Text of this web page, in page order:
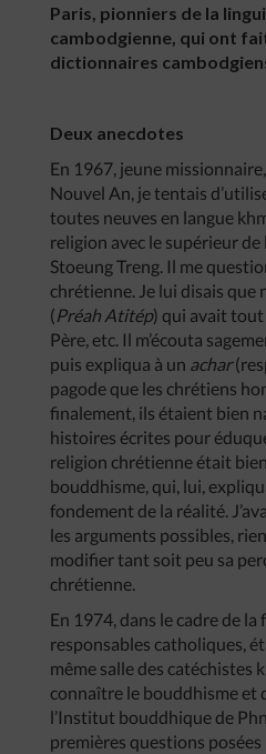
Paris, pionniers de la
cambodgienne, qui ont
dictionnaires
Deux anecdotes
En 1967, jeune
Nouvel An, je tentais
toutes neuves en langue
religion avec le supérieur
Stoeung Treng. Il me
chrétienne. Je lui disais que
(Préah Atitép) qui avait
Père, etc. Il m’écouta
puis expliqua à un achar
pagode que les chrétiens
finalement, ils étaient bien
histoires écrites pour
religion chrétienne était
bouddhisme, qui, lui,
fondement de la réalité.
les arguments possibles,
modifier tant soit peu sa
chrétienne.
En 1974, dans le cadre de
responsables catholiques,
même salle des catéchistes
connaître le bouddhisme et
l’Institut bouddhique de
premières questions